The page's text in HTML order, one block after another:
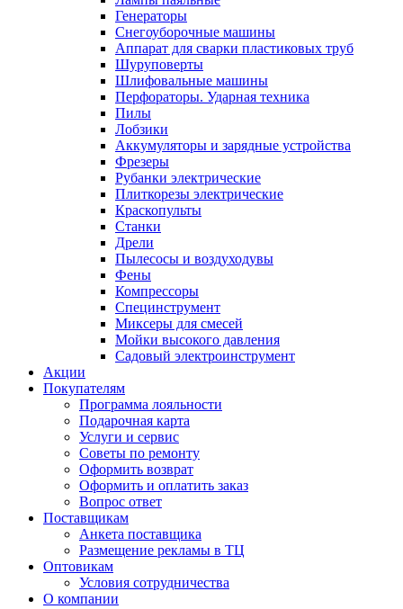
Генераторы
Снегоуборочные машины
Аппарат для сварки пластиковых труб
Шуруповерты
Шлифовальные машины
Перфораторы. Ударная техника
Пилы
Лобзики
Аккумуляторы и зарядные устройства
Фрезеры
Рубанки электрические
Плиткорезы электрические
Краскопульты
Станки
Дрели
Пылесосы и воздуходувы
Фены
Компрессоры
Специнструмент
Миксеры для смесей
Мойки высокого давления
Садовый электроинструмент
Акции
Покупателям
Программа лояльности
Подарочная карта
Услуги и сервис
Советы по ремонту
Оформить возврат
Оформить и оплатить заказ
Вопрос ответ
Поставщикам
Анкета поставщика
Размещение рекламы в ТЦ
Оптовикам
Условия сотрудничества
О компании